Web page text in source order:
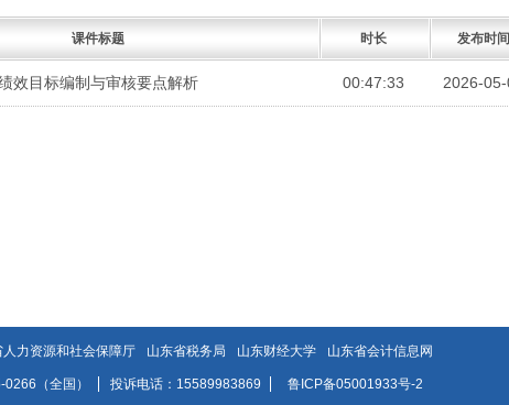
课件标题 时长 发布时间
效目标编制与审核要点解析 00:47:33 2026-05-
人力资源和社会保障厅 山东省税务局 山东财经大学 山东省会计信息网
（全国） 投诉电话：15589983869 鲁ICP备05001933号-2